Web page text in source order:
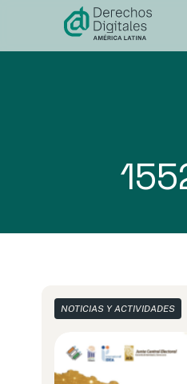
NOTICIAS Y ACTIVIDADES